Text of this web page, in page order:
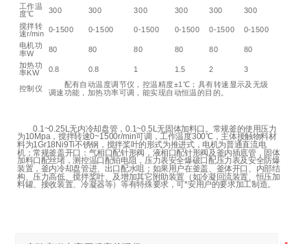
工作温
度℃ 300 300 300 300 300
300
搅拌转
速r/min 0-1500 0-1500 0-1500 0-1500 0-1500 0-1500
电机功
率W 80 80 80 80 80
80
加热功
率KW 0.8 0.8 1 1.5 2 3
控制仪
配有自动温度调节仪，控温精度±1℃；具有转速显示及无级
调速功能，加热功率可调，能实现自动恒温的目的。
0.1~0.25L无内冷却盘管，0.1~0.5L无固体加料口。常规釜的使用压力
为10Mpa，搅拌转速0~1500r/min可调，工作温度300℃，主体接触物料材
料为1Gr18Ni9Ti不锈钢，搅拌桨叶的形式为推进式，电机为普通直流电
机；常规釜盖开口：气相口配针形阀，液相口配针形阀及釜内插底管，固体
加料口配丝堵，测控温口配铂电阻，压力表安全爆破口配压力表及安全防爆
装置，釜内冷却盘管进、出口配水咀；如果用户在釜盖、釜体开口、内部结
构、压力高低、搅拌桨叶、及增加其它附助装置（如冷凝回流装置、恒压加
料罐、接收装置、冷凝器等）等有特殊要求，可*安用户的要求加工制造。